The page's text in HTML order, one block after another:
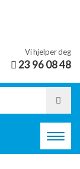
Vi hjelper deg
23 96 08 48